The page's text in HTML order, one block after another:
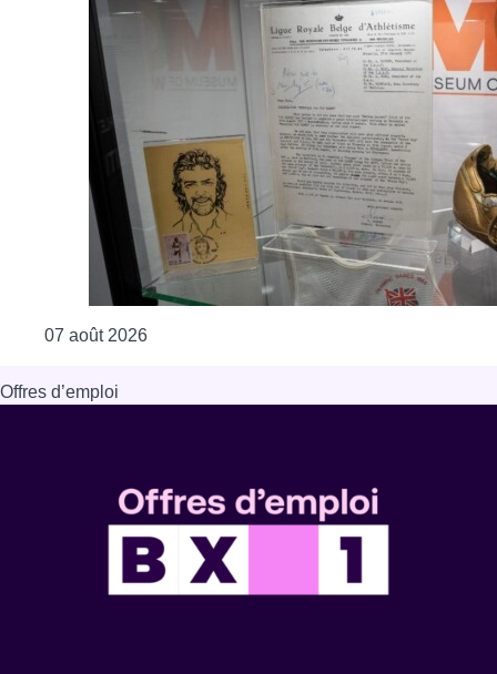
07 août 2026Consulter l'article "Mémorial Van Damme:
Offres d’emploi